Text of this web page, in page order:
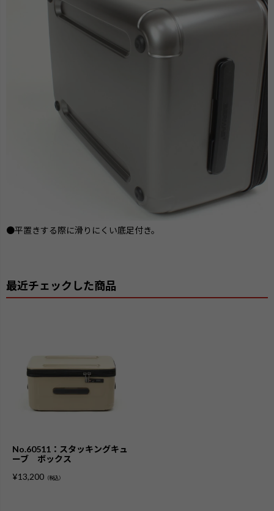
●平置きする際に滑りにくい底足付き。
最近チェックした商品
No.60511：スタッキングキュ
ーブ ボックス
¥13,200 （税込）